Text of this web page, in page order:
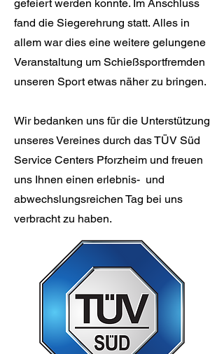
gefeiert werden konnte. Im Anschluss
fand die Siegerehrung statt. Alles in
allem war dies eine weitere gelungene
Veranstaltung um Schießsportfremden
unseren Sport etwas näher zu bringen.
Wir bedanken uns für die Unterstützung
unseres Vereines durch das TÜV Süd
Service Centers Pforzheim und freuen
uns Ihnen einen erlebnis- und
abwechslungsreichen Tag bei uns
verbracht zu haben.